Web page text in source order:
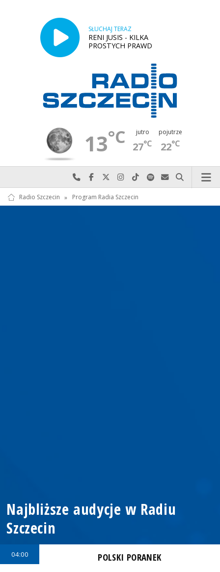
SŁUCHAJ TERAZ
RENI JUSIS - KILKA
PROSTYCH PRAWD
13°C jutro
27°C
pojutrze
22°C
Najlepiej po prostu do nas zadzwoń
Odwiedź nas na Facebook-u
Odwiedź nas na X
Odwiedź nas na Instagram-ie
Odwiedź nas na TikTok-u
Szukaj nas na Spotify
Wyślij do nas
Szukaj
Radio Szczecin » Program Radia Szczecin
Najbliższe audycje w Radiu
Szczecin
04:00 POLSKI PORANEK